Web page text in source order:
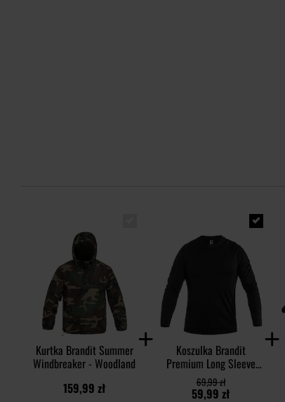
Kurtka Brandit Summer
Windbreaker - Woodland
159,99 zł
Koszulka Brandit
Premium Long Sleeve
Shirt - Black
59,99 zł
69,99 zł